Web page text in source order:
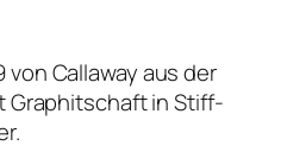
Callaway aus der
Graphitschaft in Stiff-